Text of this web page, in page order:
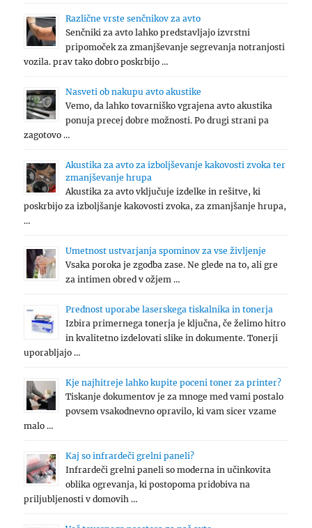
Različne vrste senčnikov za avto
Senčniki za avto lahko predstavljajo izvrstni
pripomoček za zmanjševanje segrevanja notranjosti
vozila. prav tako dobro poskrbijo …
Nasveti ob nakupu avto akustike
Vemo, da lahko tovarniško vgrajena avto akustika
ponuja precej dobre možnosti. Po drugi strani pa
zagotovo …
Akustika za avto za izboljševanje kakovosti zvoka ter
zmanjševanje hrupa
Akustika za avto vključuje izdelke in rešitve, ki
poskrbijo za izboljšanje kakovosti zvoka, za zmanjšanje hrupa,
…
Umetnost ustvarjanja spominov za vse življenje
Vsaka poroka je zgodba zase. Ne glede na to, ali gre
za intimen obred v ožjem …
Prednost uporabe laserskega tiskalnika in tonerja
Izbira primernega tonerja je ključna, če želimo hitro
in kvalitetno izdelovati slike in dokumente. Tonerji
uporabljajo …
Kje najhitreje lahko kupite poceni toner za printer?
Tiskanje dokumentov je za mnoge med vami postalo
povsem vsakodnevno opravilo, ki vam sicer vzame
malo …
Kaj so infrardeči grelni paneli?
Infrardeči grelni paneli so moderna in učinkovita
oblika ogrevanja, ki postopoma pridobiva na
priljubljenosti v domovih …